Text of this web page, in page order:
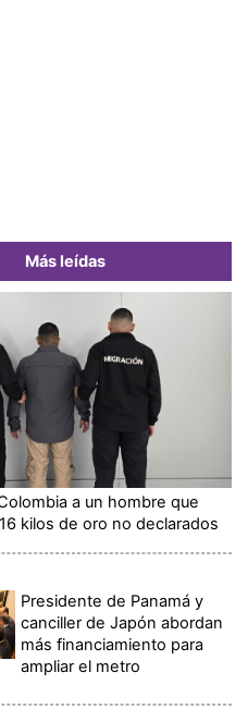
Más leídas
a un hombre que
kilos de oro no declarados
Presidente de Panamá y
canciller de Japón abordan
más financiamiento para
ampliar el metro